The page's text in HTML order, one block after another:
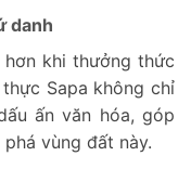
danh
hơn khi thưởng thức
Sapa không chỉ
ấn văn hóa, góp
vùng đất này.